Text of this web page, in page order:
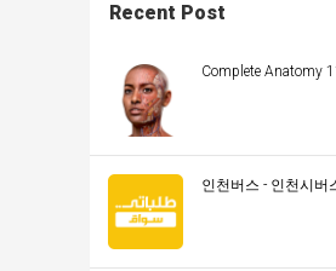
Recent Post
Complete Anatomy
인천버스 - 인천시버